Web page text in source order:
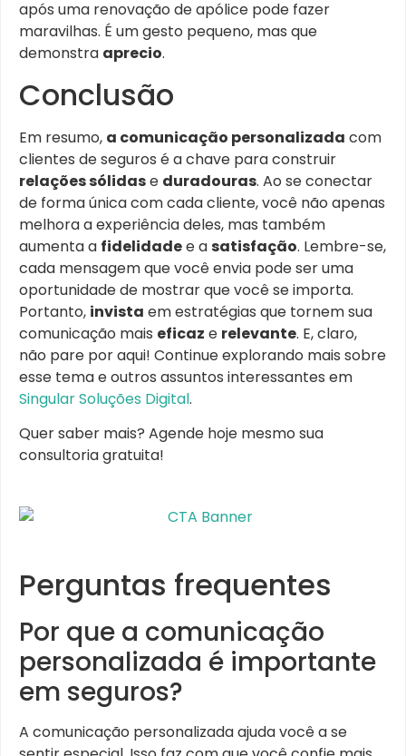
após uma renovação de apólice pode fazer
maravilhas. É um gesto pequeno, mas que
demonstra aprecio.
Conclusão
Em resumo, a comunicação personalizada com
clientes de seguros é a chave para construir
relações sólidase duradouras. Ao se conectar
de forma única com cada cliente, você não apenas
melhora a experiência deles, mas também
aumenta a fidelidadee asatisfação. Lembre-se,
cada mensagem que você envia pode ser uma
oportunidade de mostrar que você se importa.
Portanto, invista em estratégias que tornem sua
comunicação mais eficaz e relevante. E, claro,
não pare por aqui! Continue explorando mais sobre
esse tema e outros assuntos interessantes em
Singular Soluções Digital.
Quer saber mais? Agende hoje mesmo sua
consultoria gratuita!
Perguntas frequentes
Por que a comunicação
personalizada é importante
em seguros?
A comunicação personalizada ajuda você a se